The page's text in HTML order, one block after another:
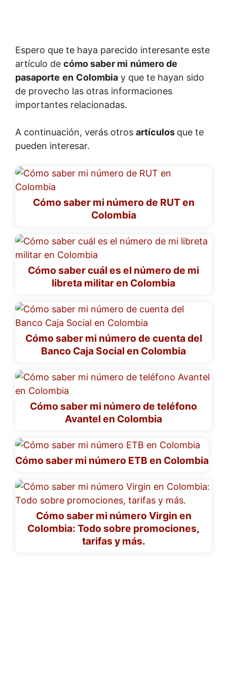
Espero que te haya parecido interesante este
artículo de cómo saber mi número de
pasaporte en Colombia y que te hayan sido
de provecho las otras informaciones
importantes relacionadas.
A continuación, verás otros artículos que te
pueden interesar.
Cómo saber mi número de RUT en
Colombia
Cómo saber cuál es el número de mi
libreta militar en Colombia
Cómo saber mi número de cuenta del
Banco Caja Social en Colombia
Cómo saber mi número de teléfono
Avantel en Colombia
Cómo saber mi número ETB en Colombia
Cómo saber mi número Virgin en
Colombia: Todo sobre promociones,
tarifas y más.